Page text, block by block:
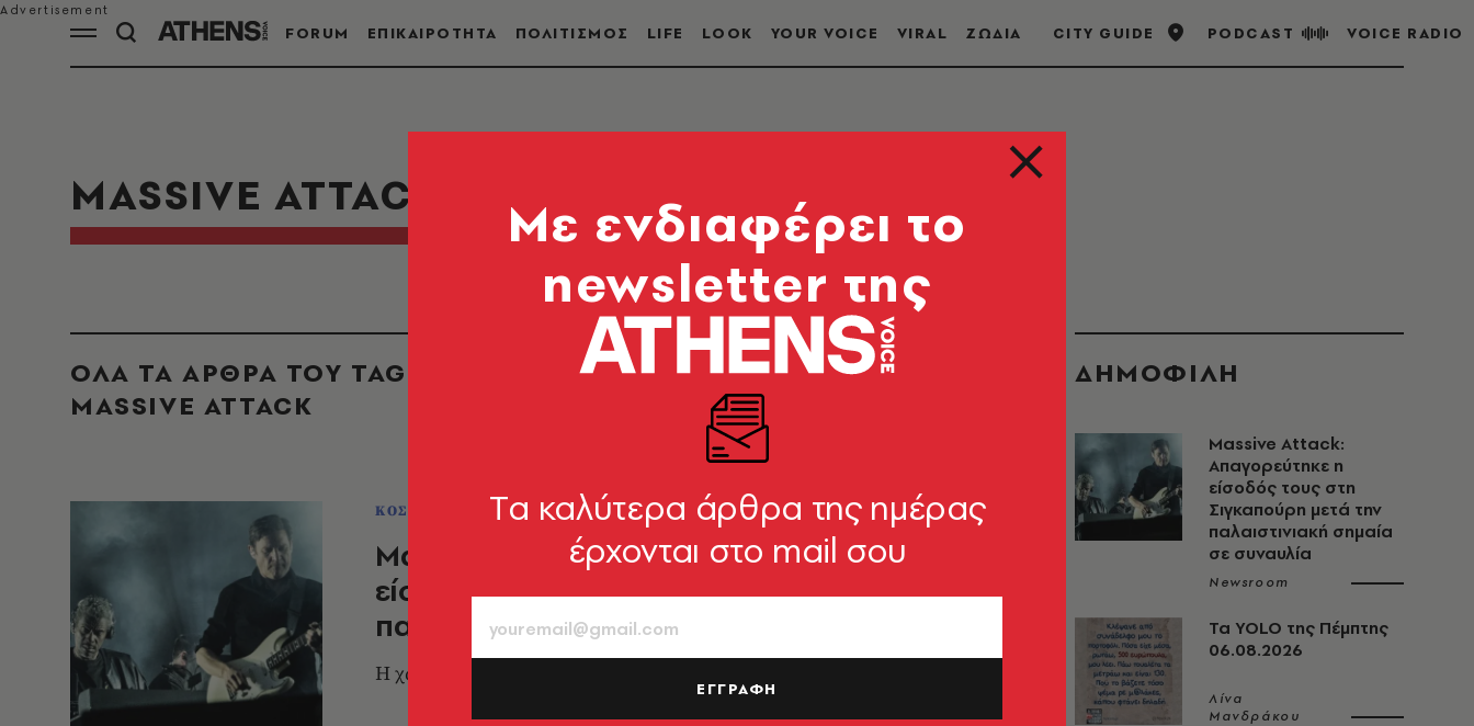
FORUM ΕΠΙΚΑΙΡΟΤΗΤΑ ΠΟΛΙΤΙΣΜΟΣ LIFE LOOK YOUR VOICE VIRAL ΖΩΔΙΑ CITY GUIDE PODCAST VOICE RADIO
MASSIVE ATTACK
ΟΛΑ ΤΑ ΑΡΘΡΑ ΤΟΥ TAG
MASSIVE ATTACK
ΚΟΣΜΟΣ
Massive Attack: Απαγορεύτηκε η
είσοδός τους στη Σιγκαπούρη μετά την
παλαιστινιακή σημαία σε συναυλία
Η χώρα εφαρμόζει σκληρή νομοθεσία
ΔΗΜΟΦΙΛΗ
Massive Attack:
Απαγορεύτηκε η
είσοδός τους στη
Σιγκαπούρη μετά την
παλαιστινιακή σημαία
σε συναυλία
Newsroom
Τα YOLO της Πέμπτης
06.08.2026
Λίνα
Μανδράκου
Mε ενδιαφέρει το
newsletter της
Tα καλύτερα άρθρα της ημέρας
έρχονται στο mail σου
ΕΓΓΡΑΦΗ